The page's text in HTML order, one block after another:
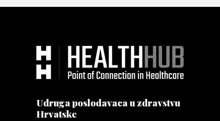
Udruga poslodavaca u zdravstvu
Hrvatske